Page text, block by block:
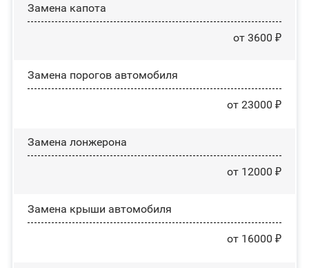
Замена капота
от 3600 ₽
Замена порогов автомобиля
от 23000 ₽
Замена лонжерона
от 12000 ₽
Замена крыши автомобиля
от 16000 ₽